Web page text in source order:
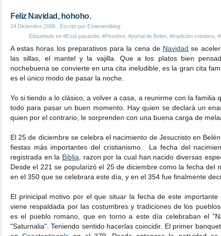
Feliz Navidad, hohoho.
24 Diciembre 2008 , Escrito por Emienemiblog
Etiquetado en #Está pasando #Pesebre #portal de Belen #tradición cristiana
A estas horas los preparativos para la cena de Navidad se
las sillas, el mantel y la vajilla. Que a los platos bien
nochebuena se convierte en una cita ineludible, es la gran cita
es el único modo de pasar la noche.
Yo si tiendo a lo clásico, a volver a casa, a reunirme con la familia
todo para pasar un buen momento. Hay quien se declará un
quien por el contrario, le sorprenden con una buena carga de
El 25 de diciembre se celebra el nacimiento de Jesucristo en
fiestas más importantes del cristianismo. La fecha del
registrada en la Biblia , razon por la cual han nacido diversas
Desde el 221 se popularizó el 25 de diciembre como la fecha del
en el 350 que se celebrara este día, y en el 354 fue finalmente
El prinicipal motivo por el que situar la fecha de este
viene respaldada por las costumbres y tradiciones de los
es el pueblo romano, que en torno a este día celebraban el
"Saturnalia". Teniendo sentido hacerlas coincidir. El primer